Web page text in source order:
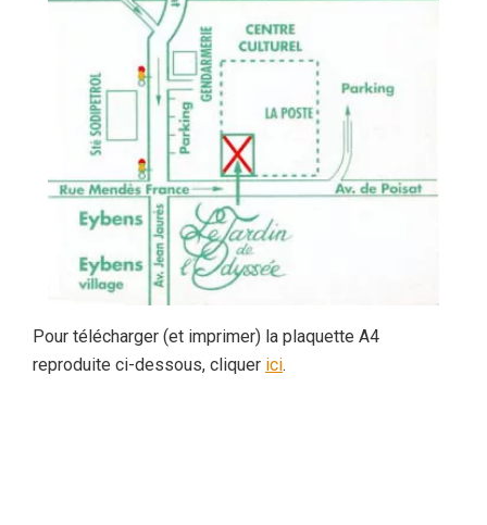
Pour télécharger (et imprimer) la plaquette A4
reproduite ci-dessous, cliquer ici.